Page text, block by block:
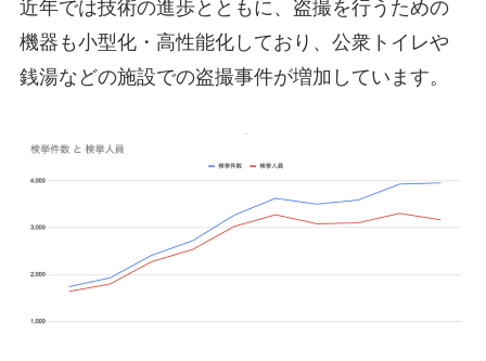
近年では技術の進歩とともに、盗撮を行うための
機器も小型化・高性能化しており、公衆トイレや
銭湯などの施設での盗撮事件が増加しています。